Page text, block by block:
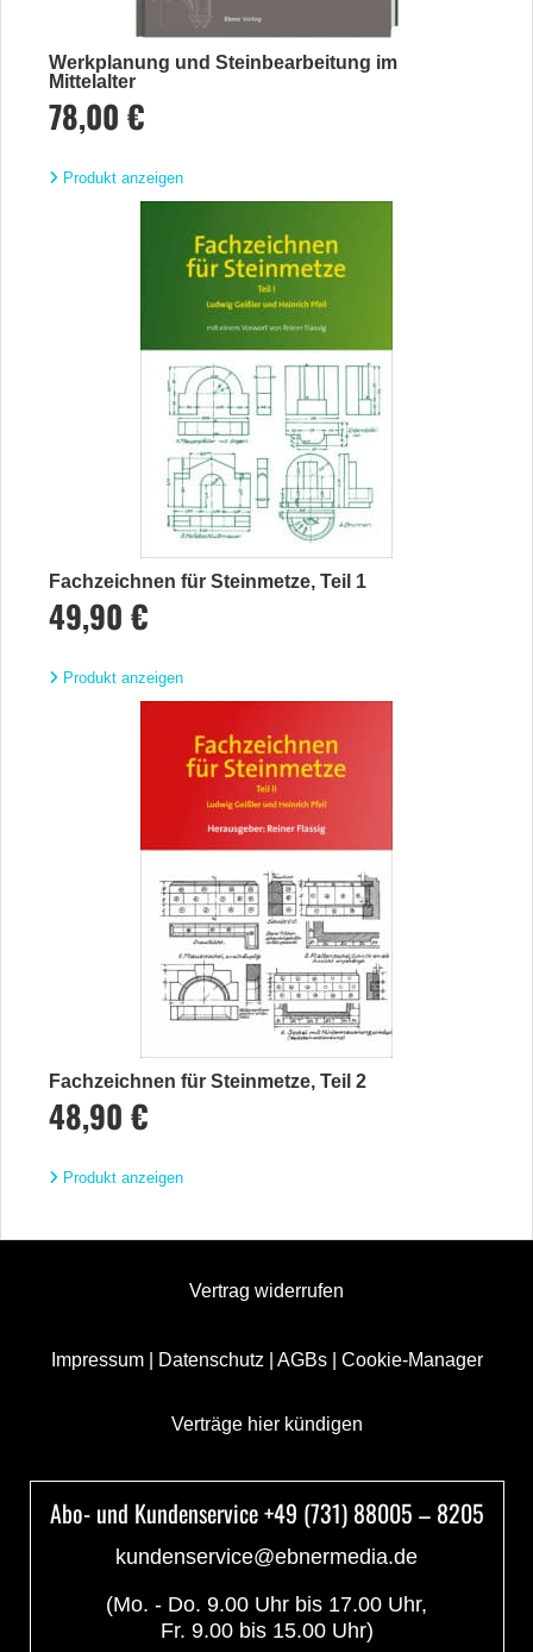
Werkplanung und Steinbearbeitung im
Mittelalter
78,00 €
Produkt anzeigen
Fachzeichnen für Steinmetze, Teil 1
49,90 €
Produkt anzeigen
Fachzeichnen für Steinmetze, Teil 2
48,90 €
Produkt anzeigen
Vertrag widerrufen
Impressum| Datenschutz AGBs| Cookie-Manager
Verträge hier kündigen
Abo- und Kundenservice +49 (731) 88005 – 8205
kundenservice@ebnermedia.de
(Mo. - Do. 9.00 Uhr bis 17.00 Uhr,
Fr. 9.00 bis 15.00 Uhr)